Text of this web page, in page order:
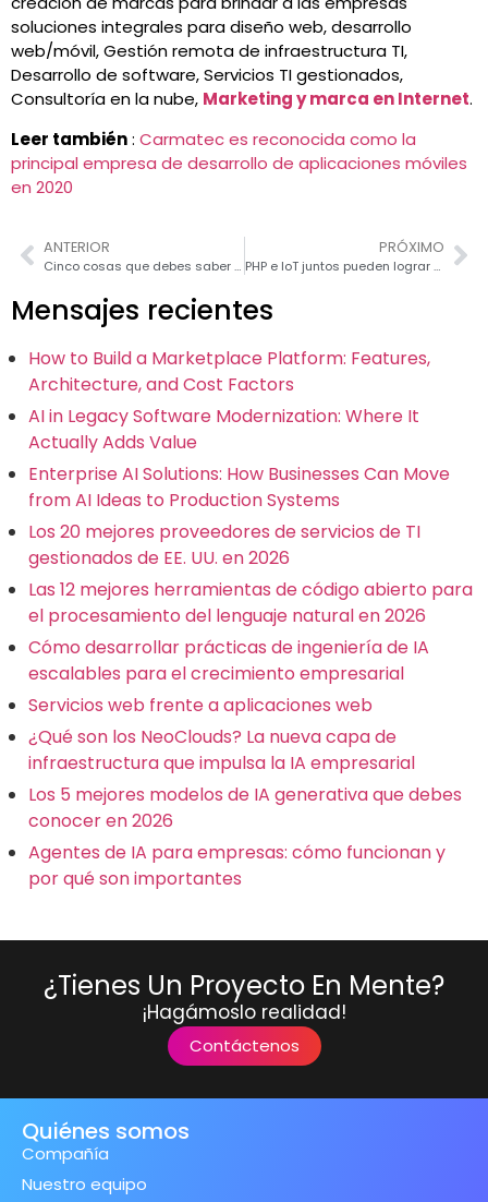
soluciones integrales para diseño web, desarrollo
web/móvil, Gestión remota de infraestructura TI,
Desarrollo de software, Servicios TI gestionados,
Consultoría en la nube, Marketing y marca en Internet.
Leer también: Carmatec es reconocida como la
principal empresa de desarrollo de aplicaciones móviles
en 2020
ANTERIOR
Cinco cosas que debes saber al diseñar para el Internet de las cosas (IOT)
PRÓXIMO
PHP e IoT juntos pueden lograr un cambio revolucionario
Mensajes recientes
How to Build a Marketplace Platform: Features,
Architecture, and Cost Factors
AI in Legacy Software Modernization: Where It
Actually Adds Value
Enterprise AI Solutions: How Businesses Can Move
from AI Ideas to Production Systems
Los 20 mejores proveedores de servicios de TI
gestionados de EE. UU. en 2026
Las 12 mejores herramientas de código abierto para
el procesamiento del lenguaje natural en 2026
Cómo desarrollar prácticas de ingeniería de IA
escalables para el crecimiento empresarial
Servicios web frente a aplicaciones web
¿Qué son los NeoClouds? La nueva capa de
infraestructura que impulsa la IA empresarial
Los 5 mejores modelos de IA generativa que debes
conocer en 2026
Agentes de IA para empresas: cómo funcionan y
por qué son importantes
¿Tienes Un Proyecto En Mente?
¡Hagámoslo realidad!
Contáctenos
Quiénes somos
Compañía
Nuestro equipo